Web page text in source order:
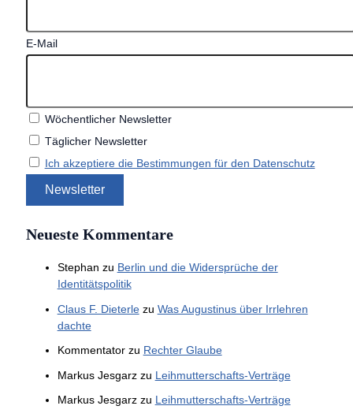
E-Mail
Wöchentlicher Newsletter
Täglicher Newsletter
Ich akzeptiere die Bestimmungen für den Datenschutz
Neueste Kommentare
Stephan zu Berlin und die Widersprüche der
Identitätspolitik
Claus F. Dieterlezu Was Augustinus über Irrlehren
dachte
Kommentatorzu Rechter Glaube
Markus Jesgarzzu Leihmutterschafts-Verträge
Markus Jesgarzzu Leihmutterschafts-Verträge